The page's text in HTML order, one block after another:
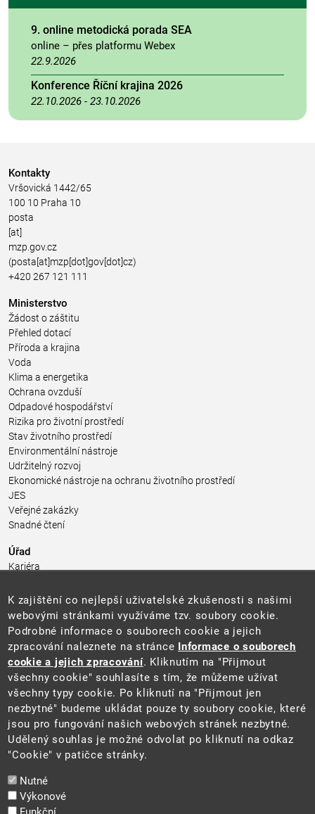
9. online metodická porada SEA
online – přes platformu Webex
22.9.2026
Konference Říční krajina 2026
22.10.2026 - 23.10.2026
Kontakty
Vršovická 1442/65
100 10 Praha 10
posta
[at]
mzp.gov.cz
(posta[at]mzp[dot]gov[dot]cz)
+420 267 121 111
Ministerstvo
Žádost o záštitu
Přehled dotací
Příroda a krajina
Voda
Klima a energetika
Ochrana ovzduší
Odpadové hospodářství
Rizika pro životní prostředí
Stav životního prostředí
Environmentální nástroje
Udržitelný rozvoj
Ekonomické nástroje na ochranu životního prostředí
JES
Veřejné zakázky
Snadné čtení
Úřad
Kariéra
Pro média a veřejnost
Povinně zveřejňované informace
Kontakty
Přistupnost budovy úřadu MŽP
(PDF, 204 kB)
Web
Aktuality
Ochrana osobních údajů
Prohlášení o přístupnosti
Zásady používání cookies
Mapa webu
K zajištění co nejlepší uživatelské zkušenosti s našimi
webovými stránkami využíváme tzv. soubory cookie.
Podrobné informace o souborech cookie a jejich
zpracování naleznete na stránce Informace o souborech
cookie a jejich zpracování. Kliknutím na "Přijmout
všechny cookie" souhlasíte s tím, že můžeme užívat
všechny typy cookie. Po kliknutí na "Přijmout jen
nezbytné" budeme ukládat pouze ty soubory cookie, které
jsou pro fungování našich webových stránek nezbytné.
Udělený souhlas je možné odvolat po kliknutí na odkaz
"Cookie" v patičce stránky.
Nutné
Výkonové